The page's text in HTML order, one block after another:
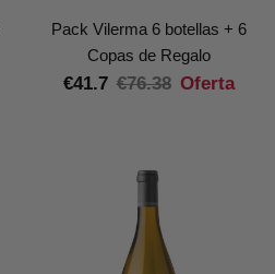
Pack Vilerma 6 botellas + 6
Copas de Regalo
€41.7 €76.38 Oferta